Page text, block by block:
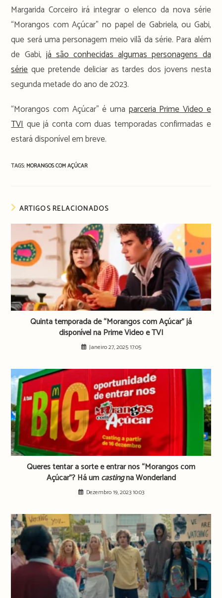
Margarida Corceiro irá integrar o elenco da nova série
“Morangos com Açúcar” no papel de Gabriela, ou Gabi,
que será uma personagem meio vilã da série. Para além
de Gabi, já são conhecidas algumas personagens da
sérieque pretende deliciar as tardes dos jovens nesta
segunda metade do ano de 2023.
“Morangos com Açúcar” é uma parceria Prime Video e
TVIque já conta com duas temporadas confirmadas e
estará disponível em breve.
TAGS: MORANGOS COM AÇÚCAR
ARTIGOS RELACIONADOS
Quinta temporada de “Morangos com Açúcar” já
disponível na Prime Video e TVI
Janeiro 27, 2025 17:05
Queres tentar a sorte e entrar nos “Morangos com
Açúcar”? Há umcastingna Wonderland
Dezembro 19, 2023 10:03